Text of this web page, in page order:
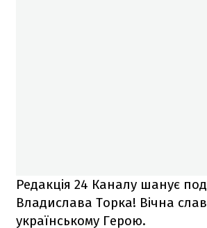
Редакція 24 Каналу шанує
Владислава Торка! Вічна
українському Герою.